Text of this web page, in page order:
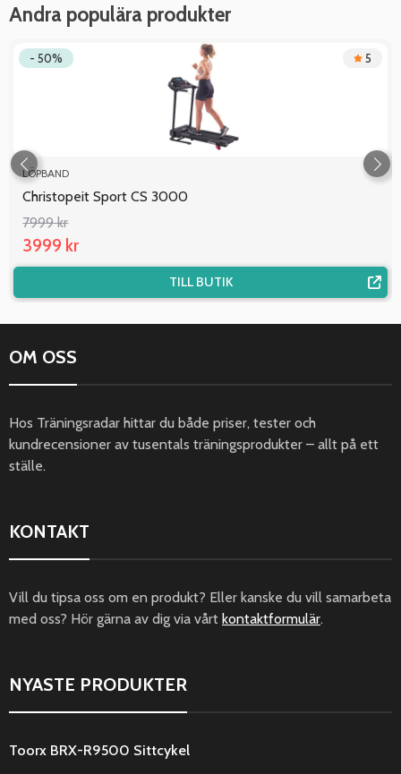
Andra populära produkter
- 50% 5
LÖPBAND
Christopeit Sport CS 3000
7999 kr
3999 kr
TILL BUTIK
OM OSS
Hos Träningsradar hittar du både priser, tester och
kundrecensioner av tusentals träningsprodukter – allt på ett
ställe.
KONTAKT
Vill du tipsa oss om en produkt? Eller kanske du vill samarbeta
med oss? Hör gärna av dig via vårt kontaktformulär.
NYASTE PRODUKTER
Toorx BRX-R9500 Sittcykel